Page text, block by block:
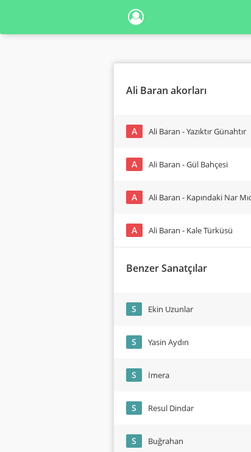
Ali Baran akorları
A Ali Baran - Yazıktır Günahtır
A Ali Baran - Gül Bahçesi
A Ali Baran - Kapındaki Nar
A Ali Baran - Kale Türküsü
Benzer Sanatçılar
S Ekin Uzunlar
S Yasin Aydın
S İmera
S Resul Dindar
S Buğrahan